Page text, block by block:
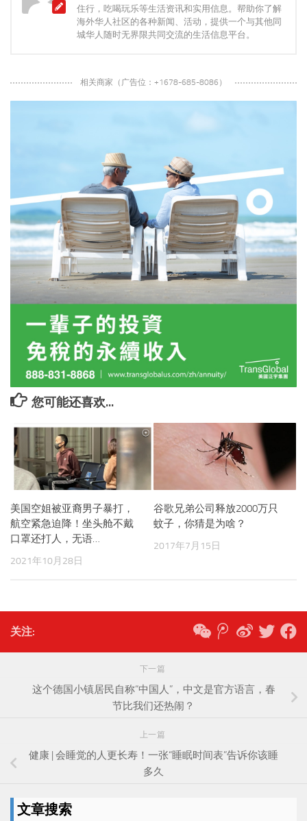
住行，吃喝玩乐等生活资讯和实用信息。帮助你了解
海外华人社区的各种新闻、活动，提供一个与其他同
城华人随时无界限共同交流的生活信息平台。
相关商家（广告位：+1678-685-8086）
您可能还喜欢...
美国空姐被亚裔男子暴打，
航空紧急迫降！坐头舱不戴
口罩还打人，无语…
2021年10月28日
谷歌兄弟公司释放2000万只
蚊子，你猜是为啥？
2017年7月15日
关注:
下一篇
这个德国小镇居民自称“中国人”，中文是官方语言，春
节比我们还热闹？
上一篇
健康 | 会睡觉的人更长寿！一张“睡眠时间表”告诉你该睡
多久
文章搜索